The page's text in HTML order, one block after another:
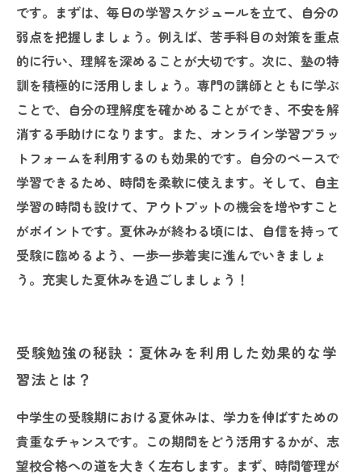
こう
です。まずは、毎日の学習スケジュールを立て、自分の
弱点を把握しましょう。例えば、苦手科目の対策を重点
的に行い、理解を深めることが大切です。次に、塾の特
訓を積極的に活用しましょう。専門の講師とともに学ぶ
ことで、自分の理解度を確かめることができ、不安を解
消する手助けになります。また、オンライン学習プラッ
トフォームを利用するのも効果的です。自分のペースで
学習できるため、時間を柔軟に使えます。そして、自主
学習の時間も設けて、アウトプットの機会を増やすこと
がポイントです。夏休みが終わる頃には、自信を持って
受験に臨めるよう、一歩一歩着実に進んでいきましょ
う。充実した夏休みを過ごしましょう！
受験勉強の秘訣：夏休みを利用した効果的な学
習法とは？
中学生の受験期における夏休みは、学力を伸ばすための
貴重なチャンスです。この期間をどう活用するかが、志
望校合格への道を大きく左右します。まず、時間管理が